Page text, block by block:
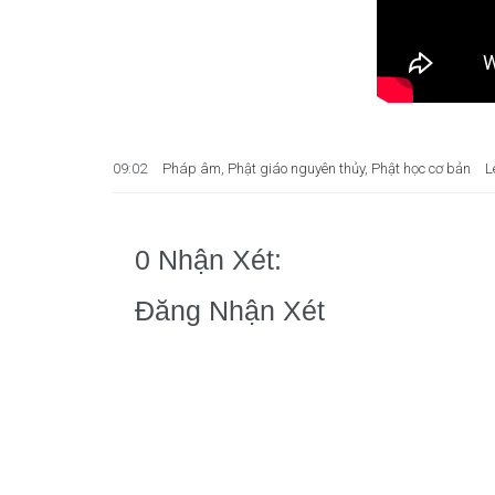
09:02 Pháp âm, Phật giáo nguyên thủy, Phật học cơ bản
0 Nhận Xét:
Đăng Nhận Xét